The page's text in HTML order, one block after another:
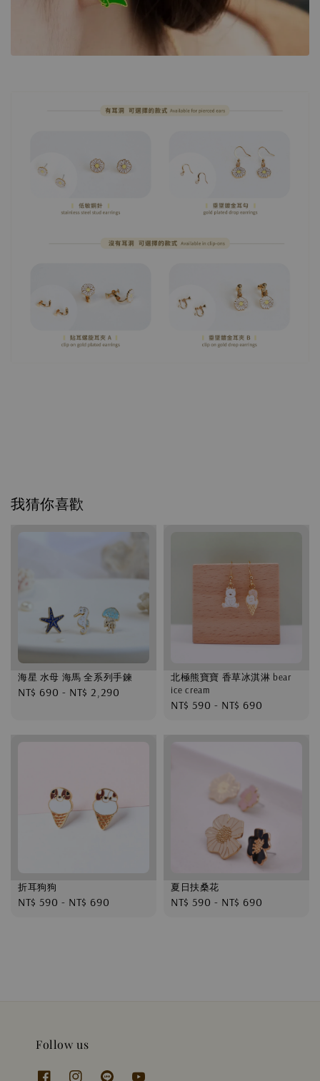
我猜你喜歡
海星 水母 海馬 全系列手鍊
Regular
NT$ 690 - NT$ 2,290
北極熊寶寶 香草冰淇淋 bear
ice cream
Regular
NT$ 590 - NT$ 690
折耳狗狗
Regular
NT$ 590 - NT$ 690
夏日扶桑花
Regular
NT$ 590 - NT$ 690
Follow us